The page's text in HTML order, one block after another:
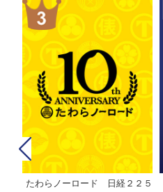
たわらノーロード 日経２２５